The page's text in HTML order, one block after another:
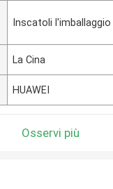
Inscatoli l'imballaggio
La Cina
HUAWEI
Osservi più